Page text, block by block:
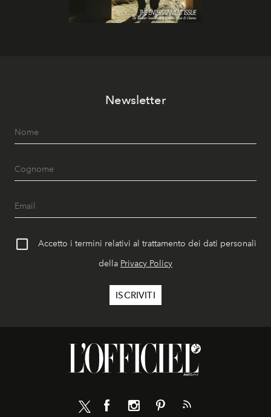
Newsletter
Accetto i termini relativi al trattamento dei dati personali
della Privacy Policy